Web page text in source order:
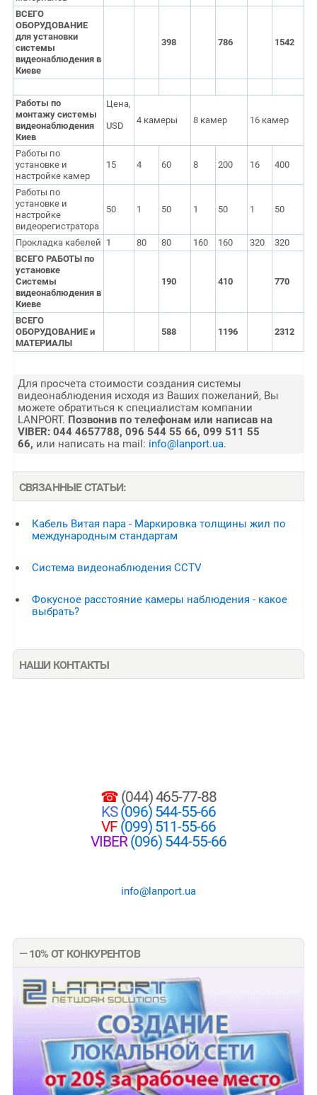
ВСЕГО
ОБОРУДОВАНИЕ
для установки
системы
видеонаблюдения в
Киеве
398 786 1542
Работы по
монтажу системы
видеонаблюдения
Киев
Цена,
USD
4 камеры 8 камер 16 камер
Работы по
установке и
настройке камер
15 4 60 8 200 16 400
Работы по
установке и
настройке
видеорегистратора
50 1 50 1 50 1 50
Прокладка кабелей 1 80 80 160 160 320
320
ВСЕГО РАБОТЫ по
установке
Системы
видеонаблюдения в
Киеве
190 410 770
ВСЕГО
ОБОРУДОВАНИЕ и
МАТЕРИАЛЫ
588 1196 2312
Для просчета стоимости создания системы
видеонаблюдения исходя из Ваших пожеланий, Вы
можете обратиться к специалистам компании
LANPORT. Позвонив по телефонам или написав на
VIBER: 044 4657788, 096 544 55 66, 099 511 55
66, или написать на mail: info@lanport.ua.
СВЯЗАННЫЕ СТАТЬИ:
Кабель Витая пара - Маркировка толщины жил по
международным стандартам
Система видеонаблюдения CCTV
Фокусное расстояние камеры наблюдения - какое
выбрать?
НАШИ КОНТАКТЫ
☎(044) 465-77-88
KS(096) 544-55-66
VF(099) 511-55-66
VIBER (096) 544-55-66
info@lanport.ua
— 10% ОТ КОНКУРЕНТОВ